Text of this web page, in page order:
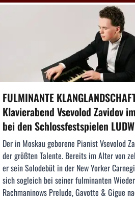
FULMINANTE
Klavierabend Vsevolod Zavidov
bei den Schlossfestspielen
Der in Moskau geborene Pianist Vsevolod
der größten Talente. Bereits im Alter von
er sein Solodebüt in der New Yorker
sich sogleich bei seiner fulminanten
Rachmaninows Prelude, Gavotte & Gigue